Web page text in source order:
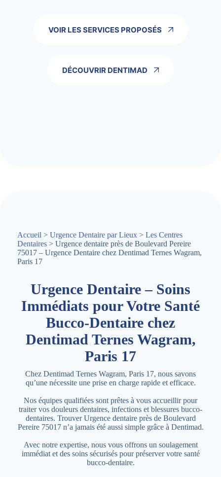
VOIR LES SERVICES PROPOSÉS
DÉCOUVRIR DENTIMAD
Accueil > Urgence Dentaire par Lieux > Les Centres
Dentaires > Urgence dentaire près de Boulevard Pereire
75017 – Urgence Dentaire chez Dentimad Ternes Wagram,
Paris 17
Urgence Dentaire – Soins
Immédiats pour Votre Santé
Bucco-Dentaire chez
Dentimad Ternes Wagram,
Paris 17
Chez Dentimad Ternes Wagram, Paris 17, nous savons
qu’une nécessite une prise en charge rapide et efficace.
Nos équipes qualifiées sont prêtes à vous accueillir pour
traiter vos douleurs dentaires, infections et blessures bucco-
dentaires. Trouver Urgence dentaire près de Boulevard
Pereire 75017 n’a jamais été aussi simple grâce à Dentimad.
Avec notre expertise, nous vous offrons un soulagement
immédiat et des soins sécurisés pour préserver votre santé
bucco-dentaire.